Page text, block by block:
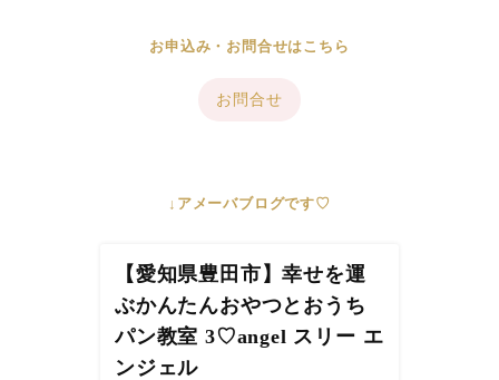
お申込み・お問合せはこちら
お問合せ
↓アメーバブログです♡
【愛知県豊田市】幸せを運
ぶかんたんおやつとおうち
パン教室 3♡angel スリー エ
ンジェル